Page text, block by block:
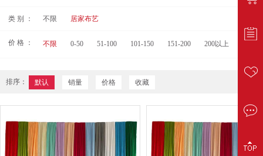
类 别 ： 不限 居家布艺
价 格 ： 不限 0-50 51-100 101-150 151-200 200以上
排序： 默认 销量 价格 收藏